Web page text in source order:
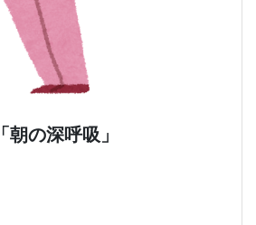
の深呼吸」